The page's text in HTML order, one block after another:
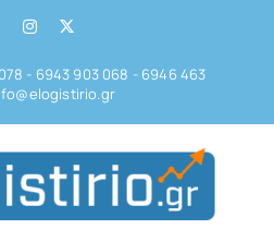
FacebookInstagram
X
- 6943 903 068 - 6946 463